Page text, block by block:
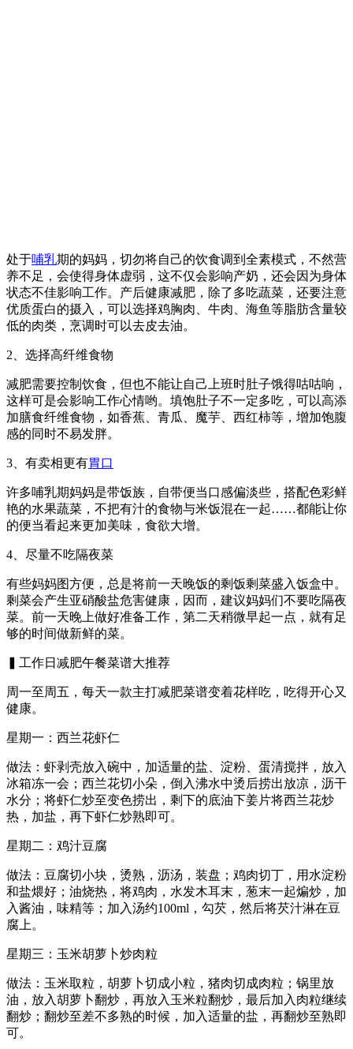
处于哺乳期的妈妈，切勿将自己的饮食调到全素模式，不然营
养不足，会使得身体虚弱，这不仅会影响产奶，还会因为身体
状态不佳影响工作。产后健康减肥，除了多吃蔬菜，还要注意
优质蛋白的摄入，可以选择鸡胸肉、牛肉、海鱼等脂肪含量较
低的肉类，烹调时可以去皮去油。
2、选择高纤维食物
减肥需要控制饮食，但也不能让自己上班时肚子饿得咕咕响，
这样可是会影响工作心情哟。填饱肚子不一定多吃，可以高添
加膳食纤维食物，如香蕉、青瓜、魔芋、西红柿等，增加饱腹
感的同时不易发胖。
3、有卖相更有胃口
许多哺乳期妈妈是带饭族，自带便当口感偏淡些，搭配色彩鲜
艳的水果蔬菜，不把有汁的食物与米饭混在一起……都能让你
的便当看起来更加美味，食欲大增。
4、尽量不吃隔夜菜
有些妈妈图方便，总是将前一天晚饭的剩饭剩菜盛入饭盒中。
剩菜会产生亚硝酸盐危害健康，因而，建议妈妈们不要吃隔夜
菜。前一天晚上做好准备工作，第二天稍微早起一点，就有足
够的时间做新鲜的菜。
▍工作日减肥午餐菜谱大推荐
周一至周五，每天一款主打减肥菜谱变着花样吃，吃得开心又
健康。
星期一：西兰花虾仁
做法：虾剥壳放入碗中，加适量的盐、淀粉、蛋清搅拌，放入
冰箱冻一会；西兰花切小朵，倒入沸水中烫后捞出放凉，沥干
水分；将虾仁炒至变色捞出，剩下的底油下姜片将西兰花炒
热，加盐，再下虾仁炒熟即可。
星期二：鸡汁豆腐
做法：豆腐切小块，烫熟，沥汤，装盘；鸡肉切丁，用水淀粉
和盐煨好；油烧热，将鸡肉，水发木耳末，葱末一起煸炒，加
入酱油，味精等；加入汤约100ml，勾芡，然后将芡汁淋在豆
腐上。
星期三：玉米胡萝卜炒肉粒
做法：玉米取粒，胡萝卜切成小粒，猪肉切成肉粒；锅里放
油，放入胡萝卜翻炒，再放入玉米粒翻炒，最后加入肉粒继续
翻炒；翻炒至差不多熟的时候，加入适量的盐，再翻炒至熟即
可。